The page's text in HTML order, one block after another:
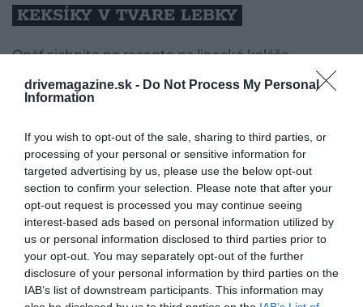
drivemagazine.sk - Do Not Process My Personal
Information
If you wish to opt-out of the sale, sharing to third parties, or
processing of your personal or sensitive information for
targeted advertising by us, please use the below opt-out
section to confirm your selection. Please note that after your
opt-out request is processed you may continue seeing
interest-based ads based on personal information utilized by
us or personal information disclosed to third parties prior to
your opt-out. You may separately opt-out of the further
disclosure of your personal information by third parties on the
IAB’s list of downstream participants. This information may
KEKSÍKY V TVARE LEBKY
Opäť siahnite po recepte na linecké koláče.
Vyvaľkajte cesto na hrúbku asi 4mm a pohárom
vykrojte kolieska. Malíčkom pozatláčajte oči,
Takto hotové lebky vložte do rúry na 9 minút. Na
záver ich môžete pocukrovať.